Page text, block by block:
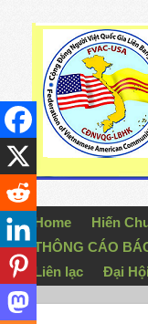
Home Hiến
THÔNG CÁO
Liên lạc
Đại